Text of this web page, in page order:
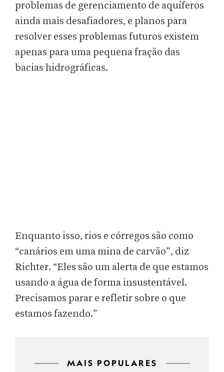
problemas de gerenciamento de aquíferos
ainda mais desafiadores, e planos para
resolver esses problemas futuros existem
apenas para uma pequena fração das
bacias hidrográficas.
Enquanto isso, rios e córregos são como
“canários em uma mina de carvão”, diz
Richter. “Eles são um alerta de que estamos
usando a água de forma insustentável.
Precisamos parar e refletir sobre o que
estamos fazendo.”
MAIS POPULARES